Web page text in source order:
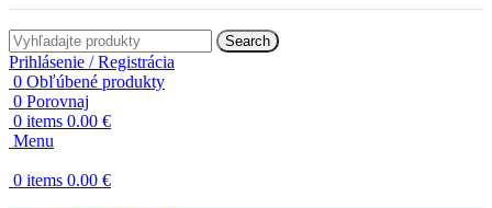
Search
Prihlásenie / Registrácia
0 Obľúbené produkty
0 Porovnaj
0 items 0.00 €
Menu
0 items 0.00 €